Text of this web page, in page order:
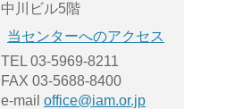
中川ビル5階
当センターへのアクセス
TEL 03-5969-8211
FAX 03-5688-8400
e-mail office@iam.or.jp